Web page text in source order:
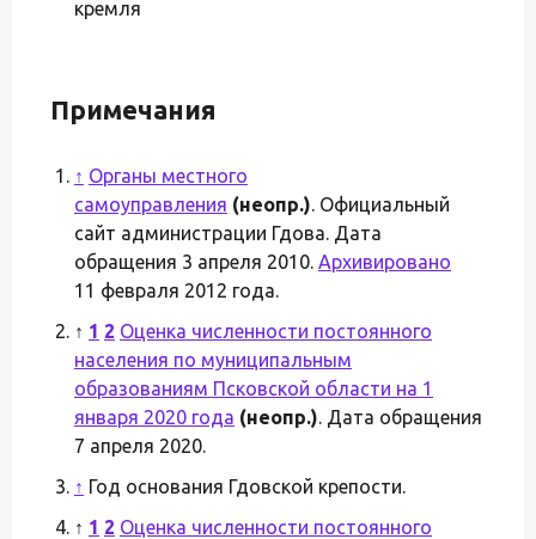
кремля
Примечания
↑ Органы местного
самоуправления (неопр.). Официальный
сайт администрации Гдова. Дата
обращения 3 апреля 2010. Архивировано
11 февраля 2012 года.
↑ 1 2 Оценка численности постоянного
населения по муниципальным
образованиям Псковской области на 1
января 2020 года (неопр.). Дата обращения
7 апреля 2020.
↑ Год основания Гдовской крепости.
↑ 1 2 Оценка численности постоянного